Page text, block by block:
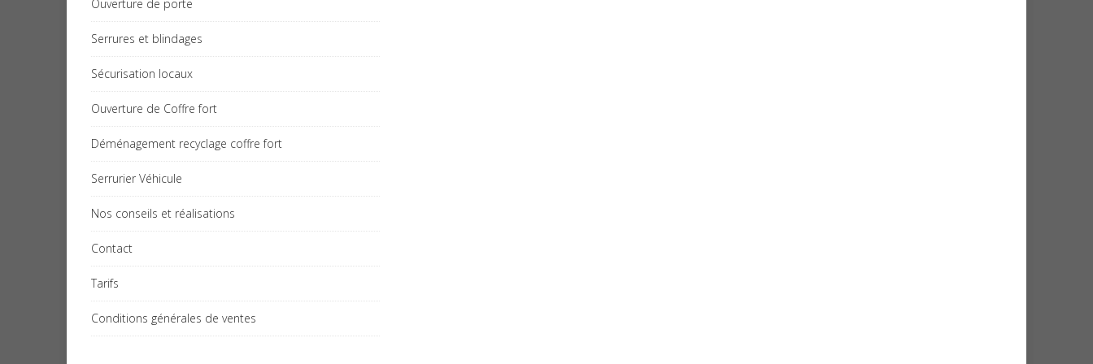
Ouverture de porte
Serrures et blindages
Sécurisation locaux
Ouverture de Coffre fort
Déménagement recyclage coffre fort
Serrurier Véhicule
Nos conseils et réalisations
Contact
Tarifs
Conditions générales de ventes